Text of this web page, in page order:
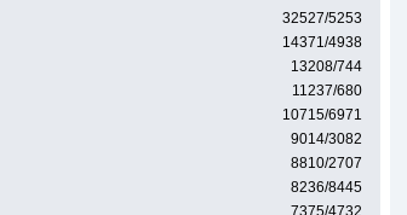
32527/5253
14371/4938
13208/744
11237/680
10715/6971
9014/3082
8810/2707
8236/8445
7375/4732